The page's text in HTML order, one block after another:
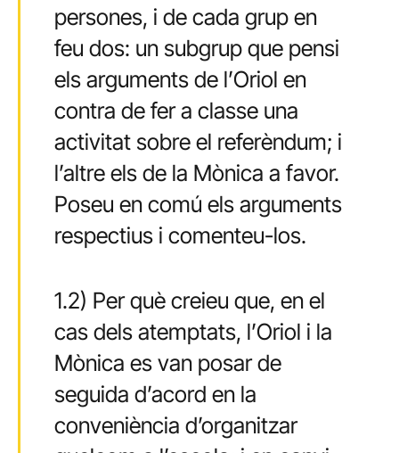
persones, i de cada grup en
feu dos: un subgrup que pensi
els arguments de l’Oriol en
contra de fer a classe una
activitat sobre el referèndum; i
l’altre els de la Mònica a favor.
Poseu en comú els arguments
respectius i comenteu-los.
1.2) Per què creieu que, en el
cas dels atemptats, l’Oriol i la
Mònica es van posar de
seguida d’acord en la
conveniència d’organitzar